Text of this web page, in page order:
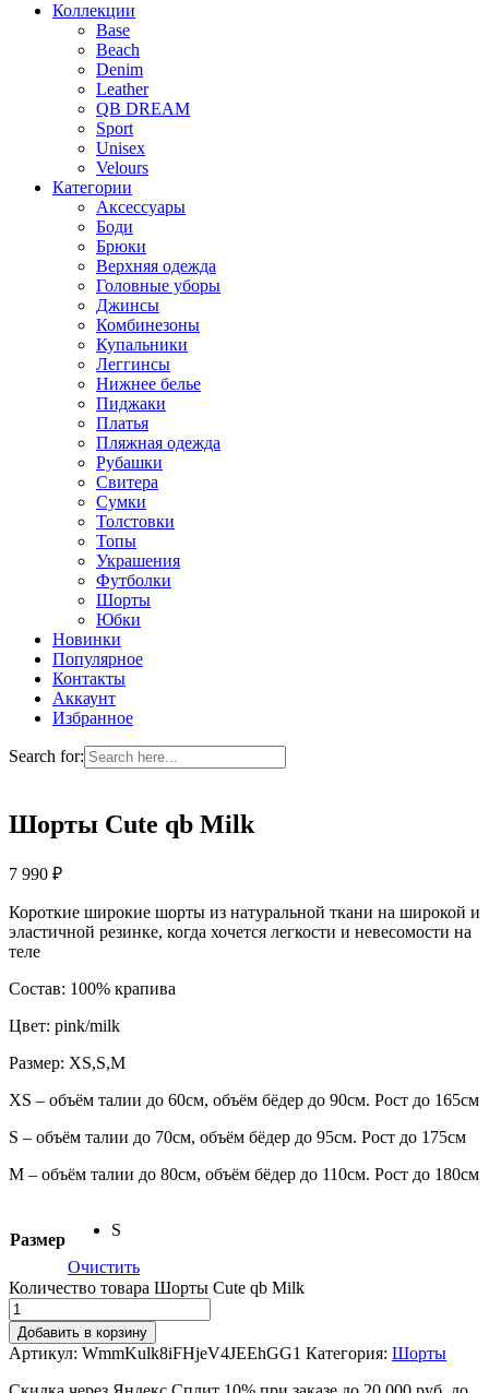
Коллекции
Base
Beach
Denim
Leather
QB DREAM
Sport
Unisex
Velours
Категории
Аксессуары
Боди
Брюки
Верхняя одежда
Головные уборы
Джинсы
Комбинезоны
Купальники
Леггинсы
Нижнее белье
Пиджаки
Платья
Пляжная одежда
Рубашки
Свитера
Сумки
Толстовки
Топы
Украшения
Футболки
Шорты
Юбки
Новинки
Популярное
Контакты
Аккаунт
Избранное
Search for:
Шорты Cute qb Milk
7 990 ₽
Короткие широкие шорты из натуральной ткани на широкой и
эластичной резинке, когда хочется легкости и невесомости на
теле
Состав: 100% крапива
Цвет: pink/milk
Размер: XS,S,M
XS – объём талии до 60см, объём бёдер до 90см. Рост до 165см
S – объём талии до 70см, объём бёдер до 95см. Рост до 175см
M – объём талии до 80см, объём бёдер до 110см. Рост до 180см
Размер
S
Очистить
Количество товара Шорты Cute qb Milk
Добавить в корзину
Артикул: WmmKulk8iFHjeV4JEEhGG1 Категория: Шорты